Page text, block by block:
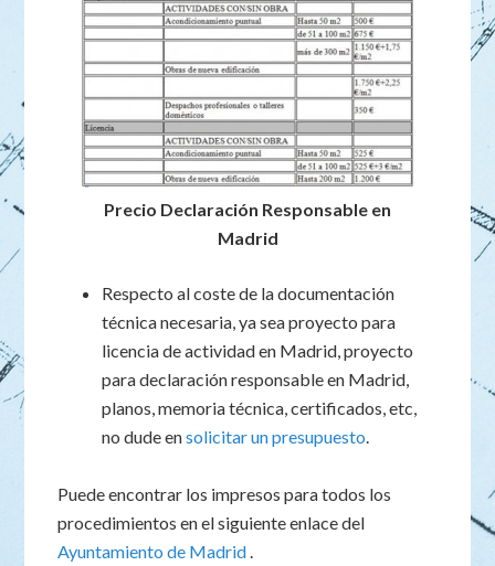
Precio Declaración Responsable en
Madrid
Respecto al coste de la documentación
técnica necesaria, ya sea proyecto para
licencia de actividad en Madrid, proyecto
para declaración responsable en Madrid,
planos, memoria técnica, certificados, etc,
no dude ensolicitar un presupuesto.
Puede encontrar los impresos para todos los
procedimientos en el siguiente enlace del
Ayuntamiento de Madrid.